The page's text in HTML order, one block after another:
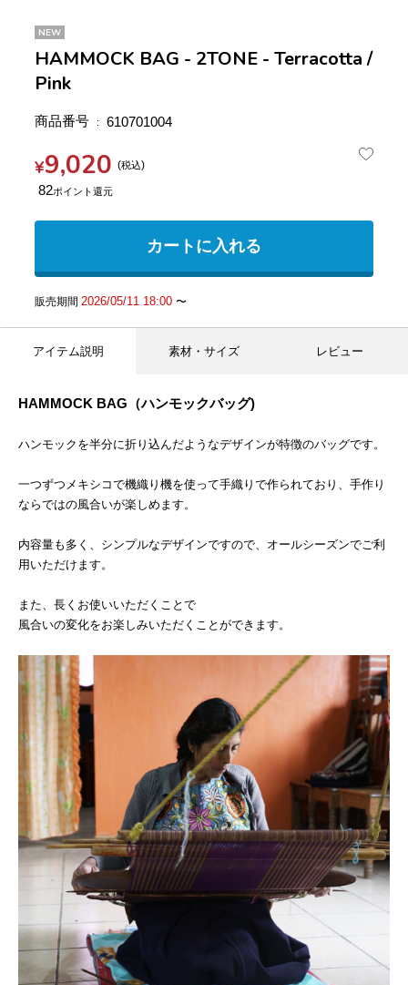
NEW
HAMMOCK BAG - 2TONE - Terracotta /
Pink
商品番号 610701004
¥9,020 税込
82
カートに入れる
販売期間 2026/05/11 18:00〜
アイテム説明 素材・サイズ レビュー
HAMMOCK BAG（ハンモックバッグ)
ハンモックを半分に折り込んだようなデザインが特徴のバッグです。
一つずつメキシコで機織り機を使って手織りで作られており、手作り
ならではの風合いが楽しめます。
内容量も多く、シンプルなデザインですので、オールシーズンでご利
用いただけます。
また、長くお使いいただくことで
風合いの変化をお楽しみいただくことができます。